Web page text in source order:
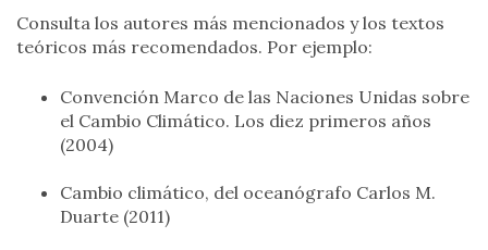
Consulta los autores más mencionados y los textos
teóricos más recomendados. Por ejemplo:
Convención Marco de las Naciones Unidas sobre
el Cambio Climático. Los diez primeros años
(2004)
Cambio climático, del oceanógrafo Carlos M.
Duarte (2011)